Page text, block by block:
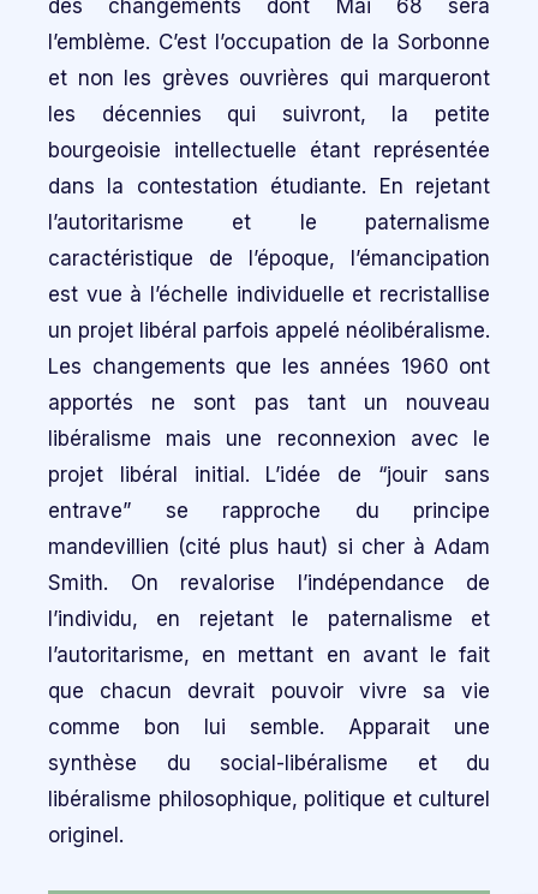
des changements dont Mai 68 sera
l’emblème. C’est l’occupation de la Sorbonne
et non les grèves ouvrières qui marqueront
les décennies qui suivront, la petite
bourgeoisie intellectuelle étant représentée
dans la contestation étudiante. En rejetant
l’autoritarisme et le paternalisme
caractéristique de l’époque, l’émancipation
est vue à l’échelle individuelle et recristallise
un projet libéral parfois appelé néolibéralisme.
Les changements que les années 1960 ont
apportés ne sont pas tant un nouveau
libéralisme mais une reconnexion avec le
projet libéral initial. L’idée de “jouir sans
entrave” se rapproche du principe
mandevillien (cité plus haut) si cher à Adam
Smith. On revalorise l’indépendance de
l’individu, en rejetant le paternalisme et
l’autoritarisme, en mettant en avant le fait
que chacun devrait pouvoir vivre sa vie
comme bon lui semble. Apparait une
synthèse du social-libéralisme et du
libéralisme philosophique, politique et culturel
originel.